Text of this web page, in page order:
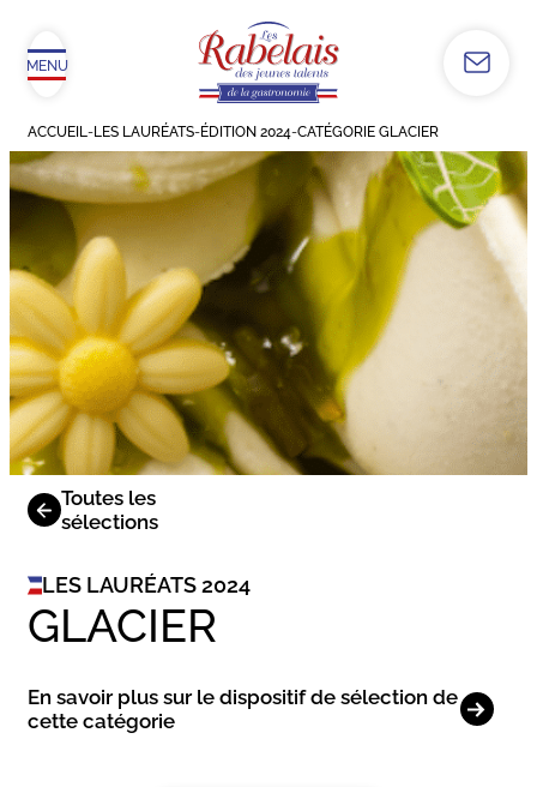
MENU
ACCUEIL-LES LAURÉATS-ÉDITION 2024-CATÉGORIE GLACIER
Toutes les
sélections
LES LAURÉATS 2024
GLACIER
En savoir plus sur le dispositif de sélection de
cette catégorie